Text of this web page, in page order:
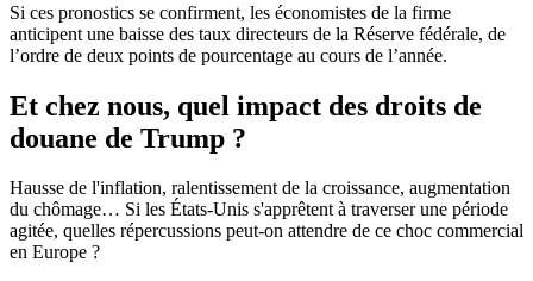
Si ces pronostics se confirment, les économistes de la firme
anticipent une baisse des taux directeurs de la Réserve fédérale, de
l’ordre de deux points de pourcentage au cours de l’année.
Et chez nous, quel impact des droits de
douane de Trump ?
Hausse de l'inflation, ralentissement de la croissance, augmentation
du chômage… Si les États-Unis s'apprêtent à traverser une période
agitée, quelles répercussions peut-on attendre de ce choc commercial
en Europe ?